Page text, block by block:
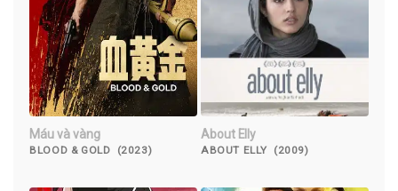
Máu và vàng
BLOOD & GOLD (2023)
About Elly
ABOUT ELLY (2009)